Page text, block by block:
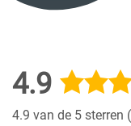
4.9
4.9 van de 5 sterren